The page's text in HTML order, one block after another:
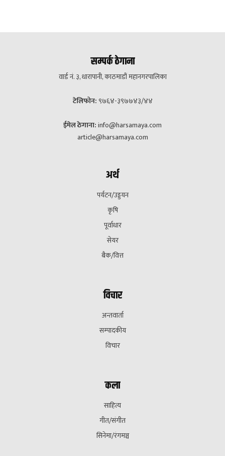
सम्पर्क ठेगाना
वार्ड नं. ३, धारापानी, काठमाडौं महानगरपालिका
टेलिफोन: ९७६४-३९७७४३/४४
ईमेल ठेगाना:info@harsamaya.com
article@harsamaya.com
अर्थ
पर्यटन/उड्डयन
कृषि
पूर्वाधार
सेयर
बैक/वित्त
विचार
अन्तवार्ता
सम्पादकीय
विचार
कला
साहित्य
गीत/संगीत
सिनेमा/रंगमञ्च